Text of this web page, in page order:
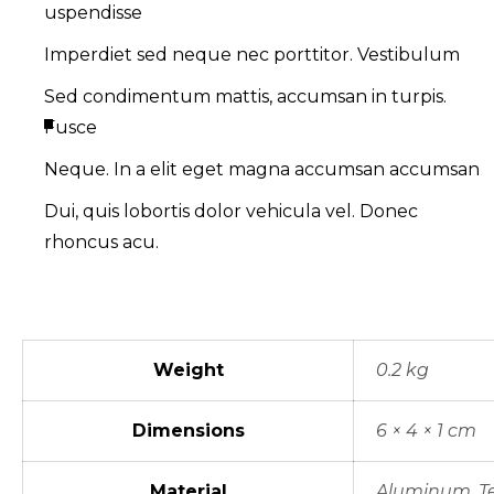
uspendisse
Imperdiet sed neque nec porttitor. Vestibulum
Sed condimentum mattis, accumsan in turpis.
Fusce
Neque. In a elit eget magna accumsan accumsan
Dui, quis lobortis dolor vehicula vel. Donec
rhoncus acu.
Weight 0.2 kg
Dimensions 6 × 4 × 1 cm